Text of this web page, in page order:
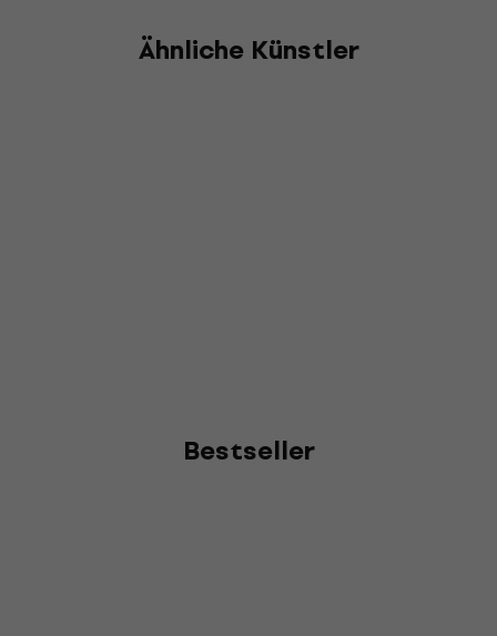
Ähnliche Künstler
Bestseller